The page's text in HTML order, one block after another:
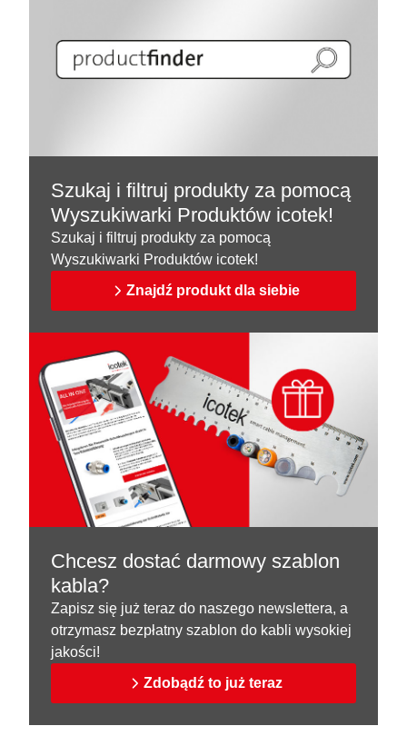
Szukaj i filtruj produkty za pomocą
Wyszukiwarki Produktów icotek!
Szukaj i filtruj produkty za pomocą
Wyszukiwarki Produktów icotek!
Znajdź produkt dla siebie
Chcesz dostać darmowy szablon
kabla?
Zapisz się już teraz do naszego newslettera, a
otrzymasz bezpłatny szablon do kabli wysokiej
jakości!
Zdobądź to już teraz